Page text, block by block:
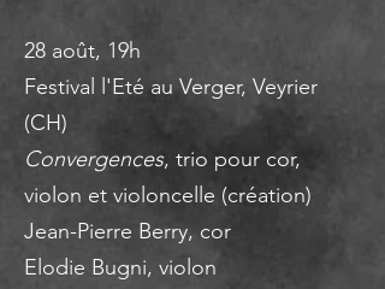
28 août, 19h
Festival l'Eté au Verger, Veyrier
(CH)
Convergences, trio pour cor,
violon et violoncelle (création)
Jean-Pierre Berry, cor
Elodie Bugni, violon